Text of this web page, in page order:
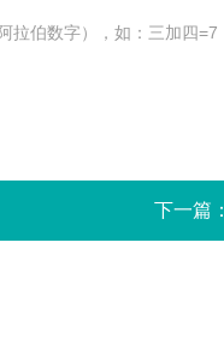
拉伯数字），如：三加四=7
下一篇：